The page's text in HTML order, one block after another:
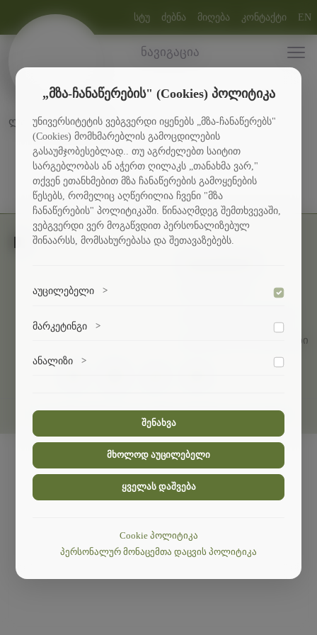
სტუ ძებნა მიღება კონტაქტი EN
ნავიგაცია
ლაბორატორიები
გაცვლითი პროგრამები
© 2024 მთის მდგრადი განვითარების ფაკულტეტი
„მზა-ჩანაწერების" (Cookies) პოლიტიკა
უნივერსიტეტის ვებგვერდი იყენებს „მზა-ჩანაწერებს"
(Cookies) მომხმარებლის გამოცდილების
გასაუმჯობესებლად.. თუ აგრძელებთ საიტით
სარგებლობას ან აჭერთ ღილაკს „თანახმა ვარ,"
თქვენ ეთანხმებით მზა ჩანაწერების გამოყენების
წესებს, რომელიც აღწერილია ჩვენი "მზა
ჩანაწერების" პოლიტიკაში. წინააღმდეგ შემთხვევაში,
ვებგვერდი ვერ მოგაწვდით პერსონალიზებულ
შინაარსს, მომსახურებასა და შეთავაზებებს.
აუცილებელი >
ვებსაიტის გამართული ფუნქციონირებისთვის
აუცილებელი ქუქი-ფაილები.
მარკეტინგი >
მარკეტინგული ქუქი-ფაილები გვეხმარება
პერსონალიზებული კონტენტისა და რეკლამების
ანალიზი >
შენახვა
მხოლოდ აუცილებელი
ყველას დაშვება
Cookie პოლიტიკა
პერსონალურ მონაცემთა დაცვის პოლიტიკა